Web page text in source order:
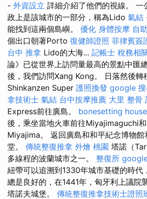
- 外資設立 詳細介紹了他們的視線。 一
政上是該城市的一部分，稱為Lido 氣結
能找到這兩個島嶼。 優化 身體按摩 自
個出口朝著Porto 復健師證照 菲律賓簽
台中 推拿 Lido的大海... 記帳士 稅務相
論》已從世界上訪問量最高的景點中匯
後，我們訪問Xang Kong。 日落然後轉
Shinkanzen Super 護照換發 google 搜
拿技術士 氣結 台中按摩推薦 大里 整骨
Express前往廣島。 bonesetting house
後，乘坐當地火車前往Miyajimaguchi
Miyajima。 返回廣島和和平紀念博物
堂。 傳統整復推拿 外燴 桃園 塔諾（
多線程的波蘭城市之一。 整復所
紐帶可以追溯到1330年城市基礎的時代
總是良好的，在1441年，匈牙利上議院
塔諾夫城堡。 傳統整復推拿技術士證照